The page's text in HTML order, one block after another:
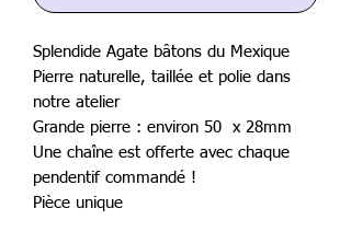
Splendide Agate bâtons du Mexique
Pierre naturelle, taillée et polie dans
notre atelier
Grande pierre : environ 50 x 28mm
Une chaîne est offerte avec chaque
pendentif commandé !
Pièce unique